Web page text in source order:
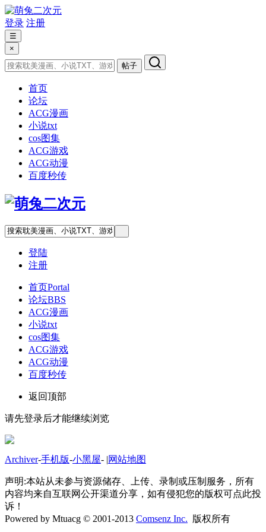
登录 注册
☰
×
帖子
首页
论坛
ACG漫画
小说txt
cos图集
ACG游戏
ACG动漫
百度秒传
登陆
注册
首页Portal
论坛BBS
ACG漫画
小说txt
cos图集
ACG游戏
ACG动漫
百度秒传
返回顶部
请先登录后才能继续浏览
Archiver-手机版-小黑屋- |网站地图
声明:本站从未参与资源储存、上传、录制或压制服务，所有
内容均来自互联网公开渠道分享，如有侵犯您的版权可点此投
诉！
Powered by Mtuacg © 2001-2013 Comsenz Inc. 版权所有